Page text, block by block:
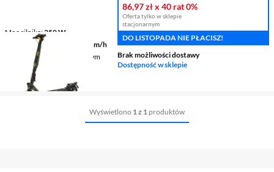
Moc silnika 350 W
Maksymalna prędkość
20 km/h
Maksymalny zasięg na jednym
ładowaniu
19 kg
86,97 złx 40 rat0%
Oferta tylko w sklepie
stacjonarnym
DO LISTOPADA NIE PŁACISZ!
Brak możliwości dostawy
Dostępność w sklepie
Wyświetlono 1 z 1 produktów